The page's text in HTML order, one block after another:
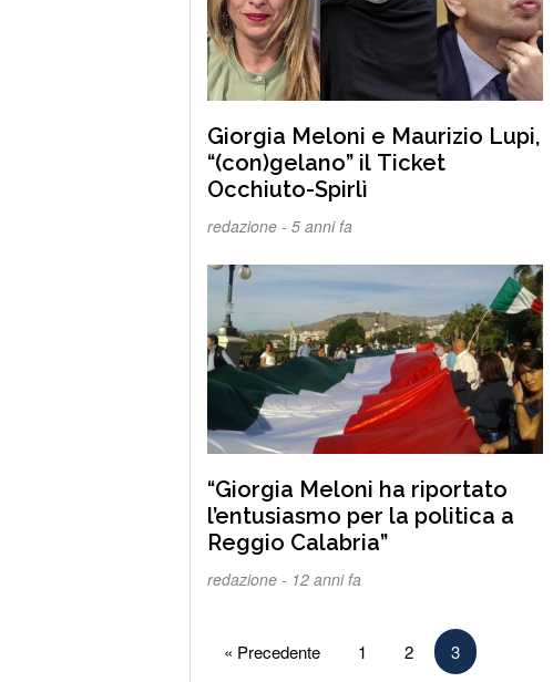
Giorgia Meloni e Maurizio Lupi,
“(con)gelano” il Ticket
Occhiuto-Spirlì
redazione - 5 anni fa
“Giorgia Meloni ha riportato
l’entusiasmo per la politica a
Reggio Calabria”
redazione - 12 anni fa
Paginazione
« Precedente 1 2 3